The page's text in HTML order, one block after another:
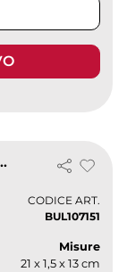
a righe moleskine classic l
CODICE ART.
BUL107151
Misure
21 x 1,5 x 13 cm